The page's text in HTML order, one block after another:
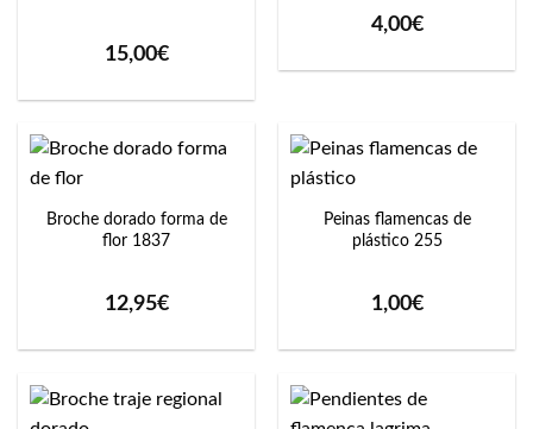
15,00€
4,00€
Broche dorado forma de
flor 1837
12,95€
Peinas flamencas de
plástico 255
1,00€